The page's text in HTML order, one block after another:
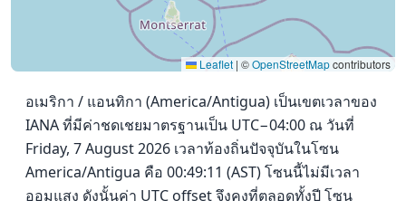
Leaflet | ©OpenStreetMapcontributors
อเมริกา / แอนทิกา (America/Antigua) เป็นเขตเวลาของ
IANA ที่มีค่าชดเชยมาตรฐานเป็น UTC−04:00 ณ วันที่
Friday, 7 August 2026 เวลาท้องถิ่นปัจจุบันในโซน
America/Antigua คือ 00:49:11 (AST) โซนนี้ไม่มีเวลา
ออมแสง ดังนั้นค่า UTC offset จึงคงที่ตลอดทั้งปี โซน